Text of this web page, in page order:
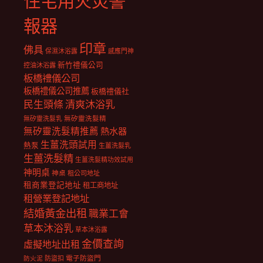
報器
佛具 保濕沐浴露 印章 感應門神
控油沐浴露 新竹禮儀公司
板橋禮儀公司
板橋禮儀公司推薦板橋禮儀社
民生頭條清爽沐浴乳
無矽靈洗髮乳 無矽靈洗髮精
無矽靈洗髮精推薦 熱水器
熱泵 生薑洗頭試用 生薑洗髮乳
生薑洗髮精 生薑洗髮精功效試用
神明桌 神桌 租公司地址
租商業登記地址 租工商地址
租營業登記地址
結婚黃金出租職業工會
草本沐浴乳 草本沐浴露
虛擬地址出租 金價查詢
防火泥 防盜扣 電子防盜門